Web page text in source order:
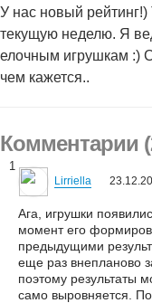
У нас новый
текущую неделю. Я
елочным игрушкам :)
чем кажется..
Комментарии
1
Lirriella
Ага, игрушки
момент его
предыдущими
еще раз внепланово
поэтому результаты
само выровняется.